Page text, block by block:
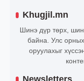
Khugjil.mn
Шинэ дүр төрх,
байна. Улс
оруулахыг